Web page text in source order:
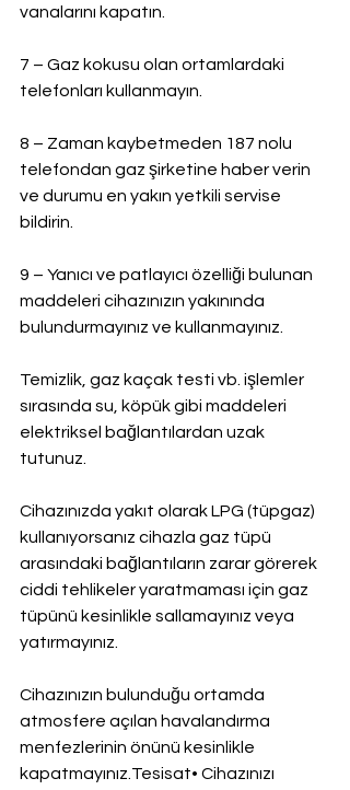
vanalarını kapatın.
7 – Gaz kokusu olan ortamlardaki
telefonları kullanmayın.
8 – Zaman kaybetmeden 187 nolu
telefondan gaz şirketine haber verin
ve durumu en yakın yetkili servise
bildirin.
9 – Yanıcı ve patlayıcı özelliği bulunan
maddeleri cihazınızın yakınında
bulundurmayınız ve kullanmayınız.
Temizlik, gaz kaçak testi vb. işlemler
sırasında su, köpük gibi maddeleri
elektriksel bağlantılardan uzak
tutunuz.
Cihazınızda yakıt olarak LPG (tüpgaz)
kullanıyorsanız cihazla gaz tüpü
arasındaki bağlantıların zarar görerek
ciddi tehlikeler yaratmaması için gaz
tüpünü kesinlikle sallamayınız veya
yatırmayınız.
Cihazınızın bulunduğu ortamda
atmosfere açılan havalandırma
menfezlerinin önünü kesinlikle
kapatmayınız.Tesisat• Cihazınızı